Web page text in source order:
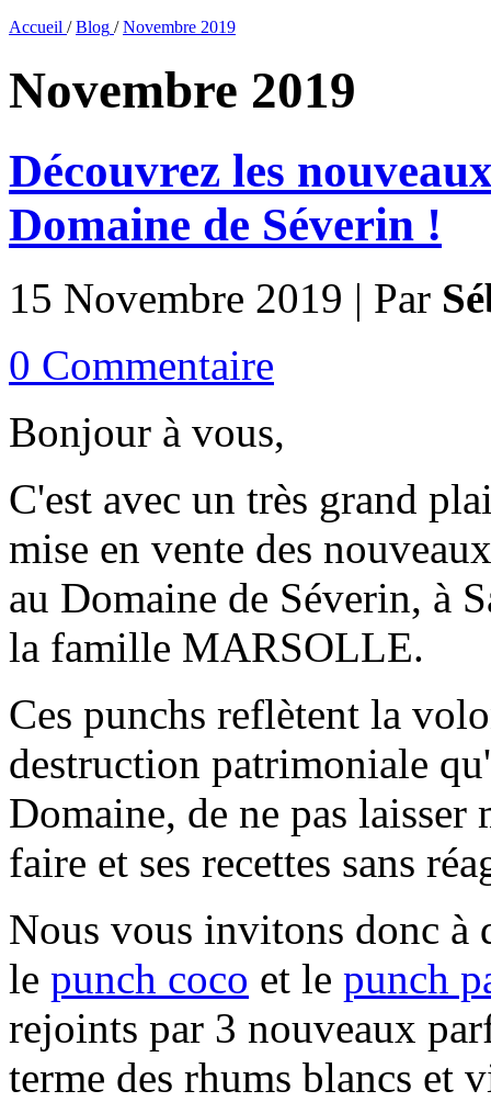
Accueil / Blog / Novembre 2019
Novembre 2019
Découvrez les
Domaine de Séverin !
15 Novembre 2019 | Par
0 Commentaire
Bonjour à vous,
C'est avec un très grand
mise en vente des
au Domaine de Séverin, à
la famille MARSOLLE.
Ces punchs reflètent la
destruction patrimoniale
Domaine, de ne pas
faire et ses recettes sans
Nous vous invitons donc à
le punch coco et le punch
rejoints par 3 nouveaux
terme des rhums blancs et